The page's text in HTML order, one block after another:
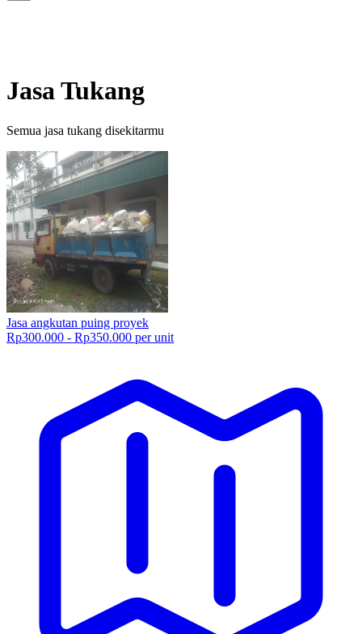
Jasa Tukang
Semua jasa tukang disekitarmu
Jasa angkutan puing proyek
Rp300.000 - Rp350.000 per unit